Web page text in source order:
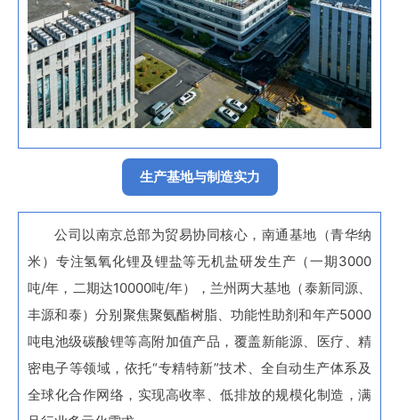
生产基地与制造实力
公司以南京总部为贸易协同核心，南通基地（青华纳
米）专注氢氧化锂及锂盐等无机盐研发生产（一期3000
吨/年，二期达10000吨/年），兰州两大基地（泰新同源、
丰源和泰）分别聚焦聚氨酯树脂、功能性助剂和年产5000
吨电池级碳酸锂等高附加值产品，覆盖新能源、医疗、精
密电子等领域，依托“专精特新”技术、全自动生产体系及
全球化合作网络，实现高收率、低排放的规模化制造，满